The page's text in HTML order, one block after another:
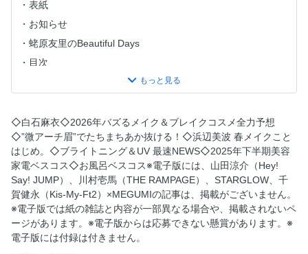
表紙
お知らせ
蛯原友里のBeautiful Days
目次
今月の付録はコレ! うるツヤ髪＆もちふわ肌のための お風呂
で美磨きBOX
今月の付録はコレ! 肌の生まれ変わる力をサポート! 生命感に
満ちた＂水滴る肌＂を KANEBOの美容化粧水で！
今月の付録はコレ! 素肌にとけこむクリアな光沢感 N ネーミ
ングAMING. 主役級ハイライト
今月の付録はコレ! 盛れるカラーラインナップで 大人気の韓
国ブランド! 2aN ぷるちゅる透明感ティント
今月の付録はコレ! 美プロからも読者からもラブコールが止
まらない 雪肌精の永遠の名品化粧水
◇白石麻衣◇2026年バズるメイク＆ブレイクコスメ全力予想
◇”微アーチ眉”でたちまちあか抜ける！◇浜辺美波 春メイクこと
はじめ。◇ブライトニング＆UV 最速NEWS◇2025年下半期美容
家電ベスコス◇お風呂ベスコス※電子版には、山田涼介（Hey!
Say! JUMP）、川村壱馬（THE RAMPAGE）、STARGLOW、千
賀健永（Kis-My-Ft2）×MEGUMIの記事は、掲載がございません。
※電子版では紙の雑誌と内容が一部異なる場合や、掲載されないペ
ージがあります。※電子版からは応募できない懸賞があります。※
電子版には付録は付きません。